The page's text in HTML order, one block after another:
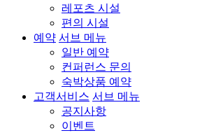
레포츠 시설
편의 시설
예약 서브 메뉴
일반 예약
컨퍼런스 문의
숙박상품 예약
고객서비스 서브 메뉴
공지사항
이벤트